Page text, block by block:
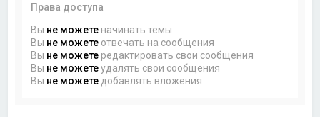
Права доступа
Вы не можете начинать темы
Вы не можете отвечать на сообщения
Вы не можете редактировать свои сообщения
Вы не можетеудалять свои сообщения
Вы не можете добавлять вложения